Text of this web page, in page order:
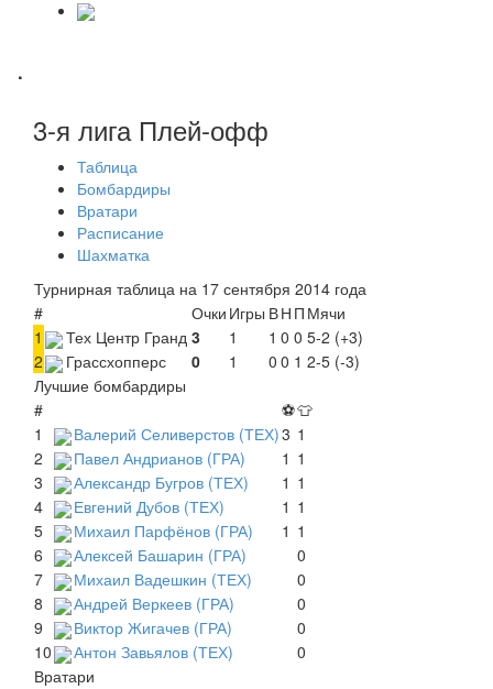
.
3-я лига Плей-офф
Таблица
Бомбардиры
Вратари
Расписание
Шахматка
Турнирная таблица на 17 сентября 2014 года
#
Очки Игры ВН П Мячи
1
Тех Центр Гранд 3 1 1 0 0 5-2 (+3)
2
Грассхопперс 0 1 0 0 1 2-5 (-3)
Лучшие бомбардиры
#
⚽👕
1
Валерий Селиверстов (ТЕХ)3 1
2
Павел Андрианов (ГРА) 1 1
3
Александр Бугров (ТЕХ) 1 1
4
Евгений Дубов (ТЕХ) 1 1
5
Михаил Парфёнов (ГРА) 1 1
6
Алексей Башарин (ГРА)
0
7
Михаил Вадешкин (ТЕХ)
0
8
Андрей Веркеев (ГРА)
0
9
Виктор Жигачев (ГРА)
0
10
Антон Завьялов (ТЕХ)
0
Вратари